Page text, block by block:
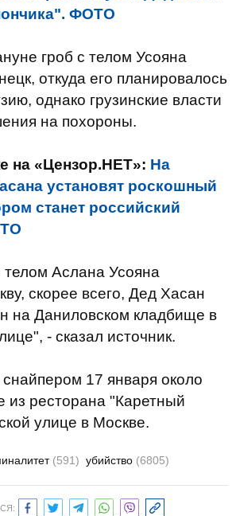
ФОТО
гроб с телом Усояна
откуда его планировалось
однако грузинские власти
на похороны.
на «Цензор.НЕТ»: На
установят роскошный
станет российский
телом Аслана Усояна
скорее всего, Дед Хасан
на Даниловском кладбище в
- сказал источник.
17 января около
из ресторана "Каретный
улице в Москве.
(591) убийство (6805)